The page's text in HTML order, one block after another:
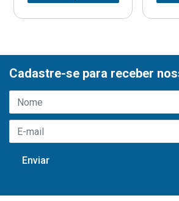
Cadastre-se para receber